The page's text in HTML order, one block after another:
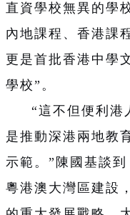
直資學校無異的學
內地課程、香港課
更是首批香港中學
學校”。
“這不但便利港
是推動深港兩地教
示範。”陳國基談
粵港澳大灣區建設